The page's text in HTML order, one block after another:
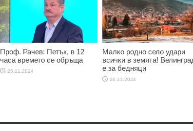
Проф. Рачев: Петък, в 12
часа времето се обръща
26.11.2024
Малко родно село удари
всички в земята!
е за бедняци
26.11.2024